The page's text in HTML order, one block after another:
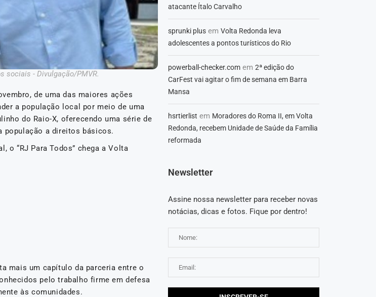
sociais - Divulgação/PMVR.
de uma das maiores ações
a população local por meio de uma
do Raio-X, oferecendo uma série de
população a direitos básicos.
o “RJ Para Todos” chega a Volta
mais um capítulo da parceria entre o
pelo trabalho firme em defesa
às comunidades.
atacante Ítalo Carvalho
sprunki plusem Volta Redonda leva
adolescentes a pontos turísticos do Rio
powerball-checker.comem 2ª edição do
CarFest vai agitar o fim de semana em Barra
Mansa
hsrtierlist em Moradores do Roma II, em Volta
Redonda, recebem Unidade de Saúde da Família
reformada
Newsletter
Assine nossa newsletter para receber novas
notácias, dicas e fotos. Fique por dentro!